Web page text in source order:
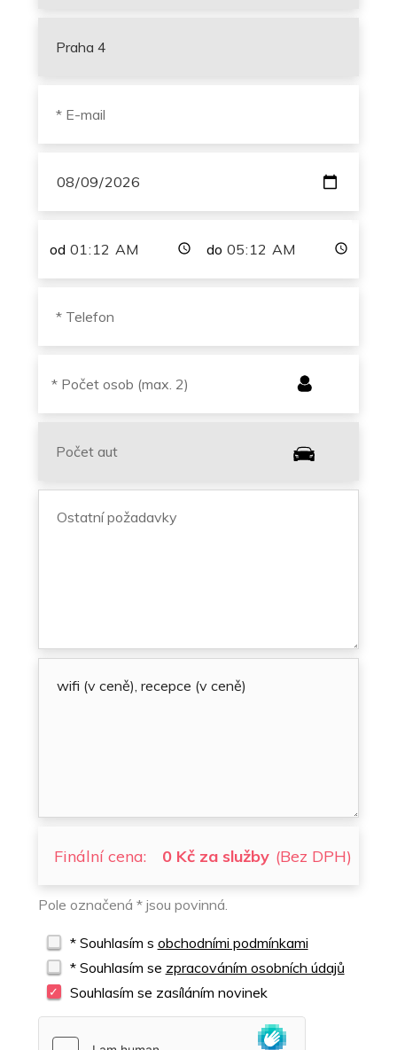
od do
Finální cena: 0 Kč za služby (Bez DPH)
Pole označená * jsou povinná.
* Souhlasím s obchodními podmínkami
* Souhlasím se zpracováním osobních údajů
Souhlasím se zasíláním novinek